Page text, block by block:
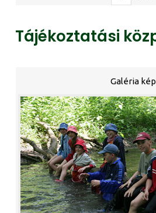
Tájékoztatási
Galéria kép